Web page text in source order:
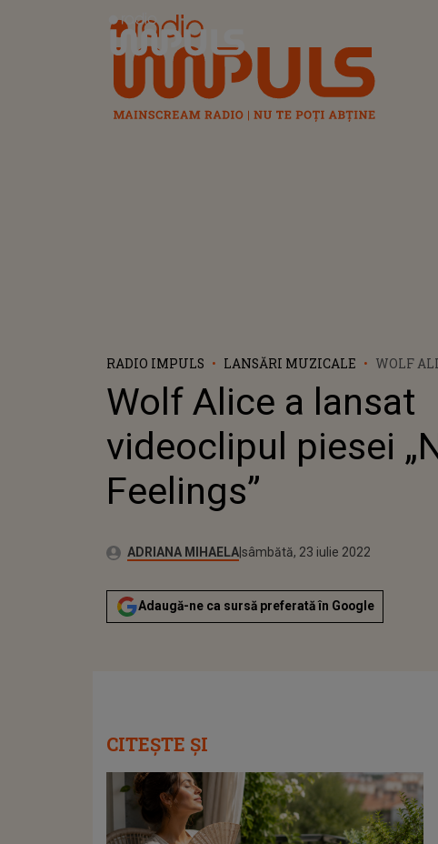
Radio Impuls
RADIO IMPULS LANSĂRI MUZICALE
WOLF
HARD
Wolf Alice a lansat
videoclipul piesei
Feelings”
Autor:ADRIANA MIHAELAPublicat:
miercuri, 12 mai 2021
Actualizat:
sâmbătă, 23 iulie 2022
Adaugă-ne ca sursă preferată în Google
CITEȘTE ȘI